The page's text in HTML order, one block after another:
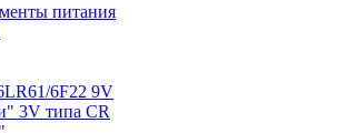
питания
6F22 9V
3V типа CR